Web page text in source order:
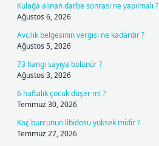
Kulağa alınan darbe sonrası ne yapılmalı ?
Ağustos 6, 2026
Avcılık belgesinin vergisi ne kadardır ?
Ağustos 5, 2026
73 hangi sayıya bölünür ?
Ağustos 3, 2026
6 haftalık çocuk düşer mi ?
Temmuz 30, 2026
Koç burcunun libidosu yüksek midir ?
Temmuz 27, 2026